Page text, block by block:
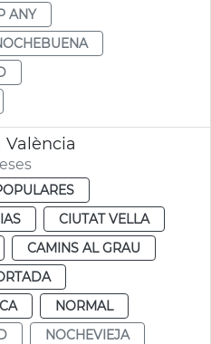
ANY
València
CIUTAT VELLA
CAMINS AL GRAU
NORMAL
NOCHEVIEJA